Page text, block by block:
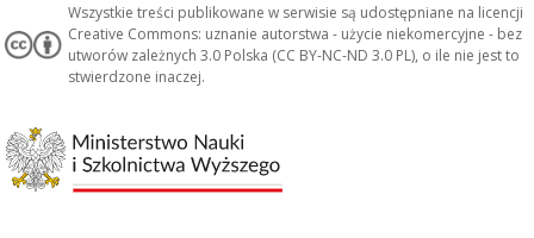
Wszystkie treści publikowane w serwisie są udostępniane na licencji
Creative Commons: uznanie autorstwa - użycie niekomercyjne - bez
utworów zależnych 3.0 Polska (CC BY-NC-ND 3.0 PL), o ile nie jest to
stwierdzone inaczej.